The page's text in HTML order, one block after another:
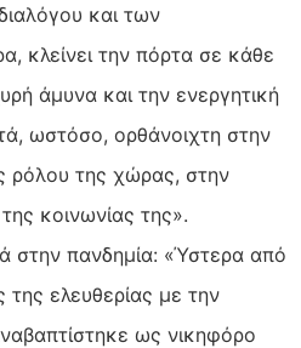
και των
κλείνει την πόρτα σε κάθε
άμυνα και την ενεργητική
ωστόσο, ορθάνοιχτη στην
ρόλου της χώρας, στην
κοινωνίας της».
στην πανδημία: «Ύστερα από
ελευθερίας με την
ως νικηφόρο